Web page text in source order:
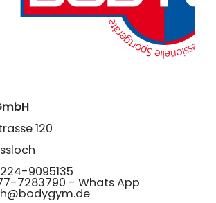
120
9095135
- Whats App